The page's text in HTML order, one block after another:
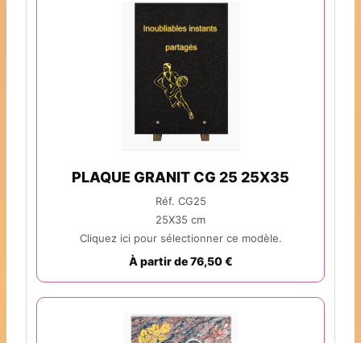
PLAQUE GRANIT CG 25 25X35
Réf. CG25
25X35 cm
Cliquez ici pour sélectionner ce modèle.
À partir de 76,50 €